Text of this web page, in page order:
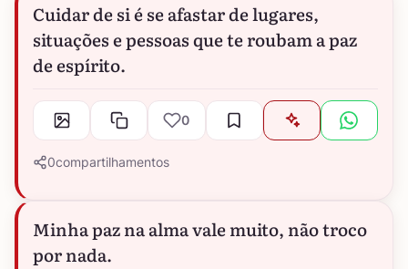
Cuidar de si é se afastar de lugares,
situações e pessoas que te roubam a paz
de espírito.
0
0compartilhamentos
Minha paz na alma vale muito, não troco
por nada.